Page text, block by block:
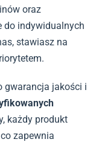
oraz
do indywidualnych
stawiasz na
gwarancja jakości i
każdy produkt
co zapewnia